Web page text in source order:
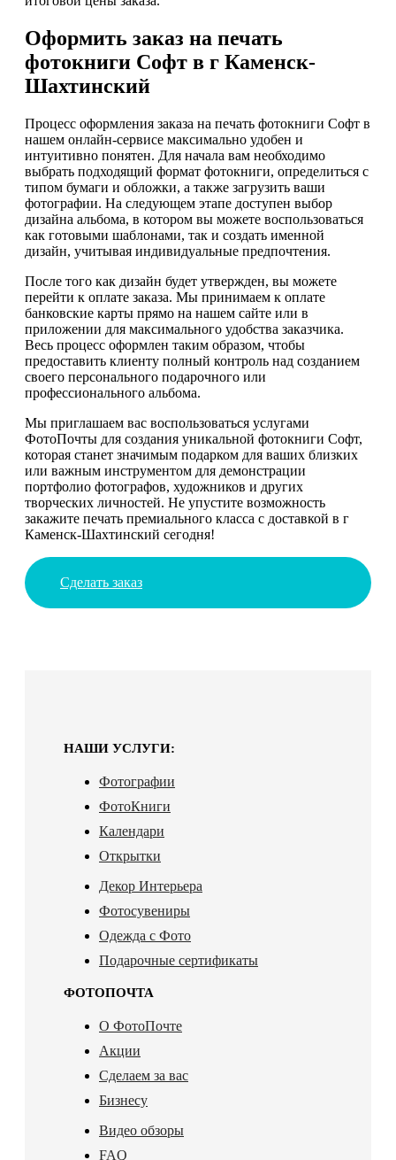
Оформить заказ на печать
фотокниги Софт в г Каменск-
Шахтинский
Процесс оформления заказа на печать фотокниги Софт в
нашем онлайн-сервисе максимально удобен и
интуитивно понятен. Для начала вам необходимо
выбрать подходящий формат фотокниги, определиться с
типом бумаги и обложки, а также загрузить ваши
фотографии. На следующем этапе доступен выбор
дизайна альбома, в котором вы можете воспользоваться
как готовыми шаблонами, так и создать именной
дизайн, учитывая индивидуальные предпочтения.
После того как дизайн будет утвержден, вы можете
перейти к оплате заказа. Мы принимаем к оплате
банковские карты прямо на нашем сайте или в
приложении для максимального удобства заказчика.
Весь процесс оформлен таким образом, чтобы
предоставить клиенту полный контроль над созданием
своего персонального подарочного или
профессионального альбома.
Мы приглашаем вас воспользоваться услугами
ФотоПочты для создания уникальной фотокниги Софт,
которая станет значимым подарком для ваших близких
или важным инструментом для демонстрации
портфолио фотографов, художников и других
творческих личностей. Не упустите возможность
закажите печать премиального класса с доставкой в г
Каменск-Шахтинский сегодня!
Сделать заказ
НАШИ УСЛУГИ:
Фотографии
ФотоКниги
Календари
Открытки
Декор Интерьера
Фотосувениры
Одежда с Фото
Подарочные сертификаты
ФОТОПОЧТА
О ФотоПочте
Акции
Сделаем за вас
Бизнесу
Видео обзоры
FAQ